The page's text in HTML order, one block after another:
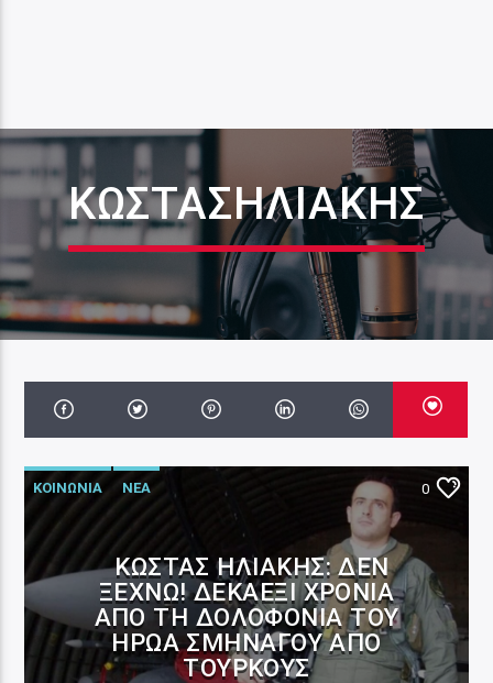
ΚΏΣΤΑΣΗΛΙΆΚΗΣ
ΚΟΙΝΩΝΙΑ ΝΕΑ 0
ΚΏΣΤΑΣ ΗΛΙΆΚΗΣ: ΔΕΝ
ΞΕΧΝΏ! ΔΕΚΑΈΞΙ ΧΡΌΝΙΑ
ΑΠΌ ΤΗ ΔΟΛΟΦΟΝΊΑ ΤΟΥ
ΉΡΩΑ ΣΜΗΝΑΓΟΎ ΑΠΌ
ΤΟΎΡΚΟΥΣ